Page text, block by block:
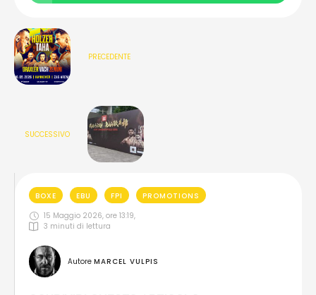
PRECEDENTE
SUCCESSIVO
BOXE EBU FPI
PROMOTIONS
15 Maggio 2026, ore 13:19,
3 minuti di lettura
Autore MARCEL VULPIS